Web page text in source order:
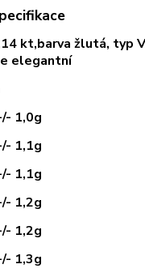
kt,barva žlutá, typ
elegantní
1,0g
1,1g
1,1g
1,2g
1,2g
1,3g